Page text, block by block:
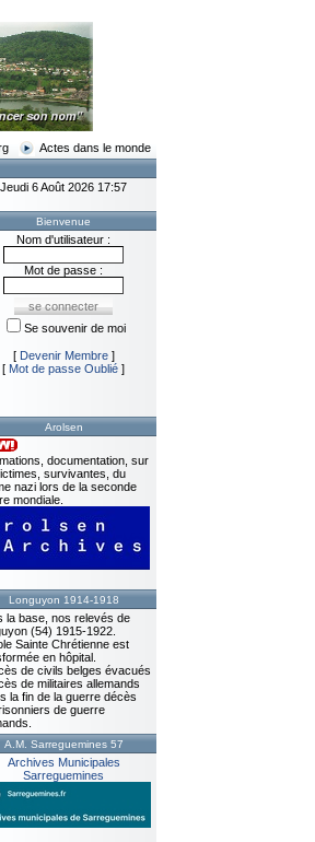
Actes dans le monde
Jeudi 6 Août 2026 17:57
Bienvenue
Nom d'utilisateur :
Mot de passe :
Se souvenir de moi
[ Devenir Membre]
[ Mot de passe Oublié ]
Arolsen
documentation, sur
survivantes, du
nazi lors de la seconde
mondiale.
Longuyon 1914-1918
la base, nos relevés de
(54) 1915-1922.
Sainte Chrétienne est
en hôpital.
de civils belges évacués
de militaires allemands
la fin de la guerre décès
de guerre
A.M. Sarreguemines 57
Archives Municipales
Sarreguemines